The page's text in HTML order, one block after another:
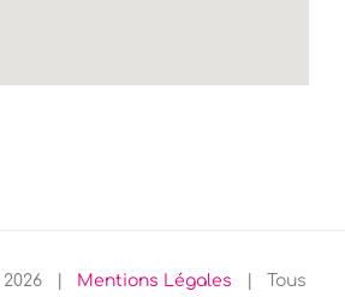
2026 | Mentions Légales | Tous